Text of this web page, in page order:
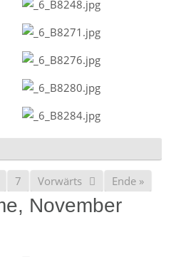
7 Vorwärts Ende »
November